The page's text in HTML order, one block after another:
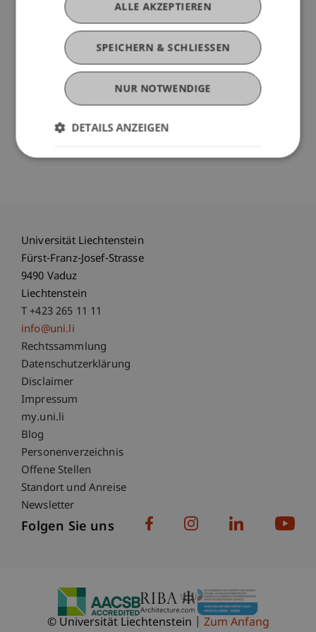
Eigenkapitalzinsabzug auf die Risikobereitschaft
von Unternehmen auswirkt. Jun.-Prof. Dr. Inga
Hardeck zeigt auf, wie verschiedene
Interessensgruppen beim BEPS-Projekt lobbyiert
2020, per E-Mail beinicolas.baumann@uni.li
Die Konferenzsprache ist Englisch.
Universität Liechtenstein
Fürst-Franz-Josef-Strasse
9490 Vaduz
Liechtenstein
T +423 265 11 11
info@uni.li
Fußzeile Rechtliche Hinweise
Rechtssammlung
Datenschutzerklärung
Disclaimer
Impressum
Fußzeile Subdomain-Verzeichnis
my.uni.li
Blog
Personenverzeichnis
Offene Stellen
Standort und Anreise
Newsletter
Folgen Sie uns
© Universität Liechtenstein Zum Anfang
SPEICHERN & SCHLIESSEN
ALLE AKZEPTIEREN
NUR NOTWENDIGE
DETAILS ANZEIGEN